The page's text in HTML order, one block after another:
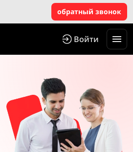
обратный звонок
Войти